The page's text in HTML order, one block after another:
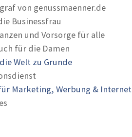
von genussmaenner.de
Businessfrau
und Vorsorge für alle
für die Damen
Welt zu Grunde
Marketing, Werbung & Internet